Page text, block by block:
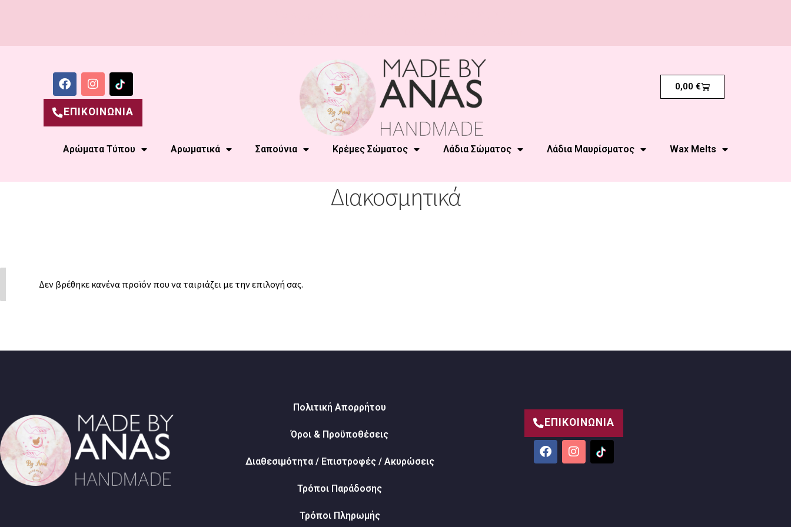
ΕΠΙΚΟΙΝΩΝΙΑ
0,00€
Αρώματα Τύπου Αρωματικά Σαπούνια Κρέμες Σώματος Λάδια Σώματος Λάδια Μαυρίσματος Wax Melts
Διακοσμητικά
Δεν βρέθηκε κανένα προϊόν που να ταιριάζει με την επιλογή σας.
Πολιτική Απορρήτου
Όροι & Προϋποθέσεις
Διαθεσιμότητα / Επιστροφές / Ακυρώσεις
Τρόποι Παράδοσης
Τρόποι Πληρωμής
ΕΠΙΚΟΙΝΩΝΙΑ